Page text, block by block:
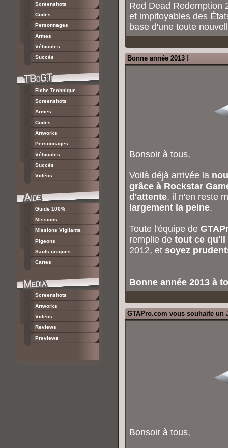
Screenshots
Codes
Personnages
Armes
Véhicules
Succès
Fiche Technique
Screenshots
Armes
Codes
Artworks
Personnages
Véhicules
Succès
Vidéos
Guide 100%
Missions
Missions Vigilante
Pigeons
Sauts uniques
Cartes
Screenshots
Artworks
Vidéos
Reviews
Previews
Red Dead Redemption
et impitoyables des
base d'une toute
Bonne année 2013 !
Bonsoir à tous,
Voilà déjà arrivée la
grâce à Rockstar
d'attente, il n'en reste
largement la peine.
Toute l'équipe de
remplie de tout ce qu'il
2012, et soyez
Bonne année 2013 à
GTAPro.com vous souhaite un
Bonsoir à tous,